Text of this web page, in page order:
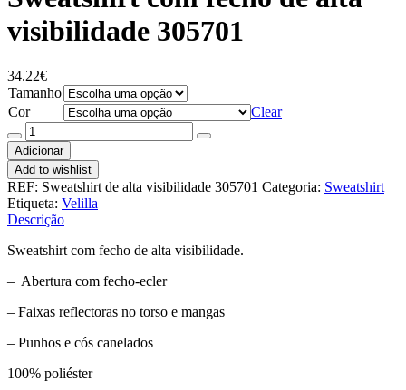
visibilidade 305701
34.22€
Tamanho
Cor
Clear
Quantidade
de
Sweatshirt
com
fecho
de
alta
visibilidade
305701
Adicionar
Add to wishlist
REF: Sweatshirt de alta visibilidade 305701 Categoria: Sweatshirt
Etiqueta: Velilla
Descrição
Sweatshirt com fecho de alta visibilidade.
– Abertura com fecho-ecler
– Faixas reflectoras no torso e mangas
– Punhos e cós canelados
100% poliéster